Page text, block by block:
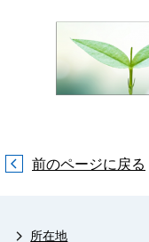
前のページに戻る
所在地